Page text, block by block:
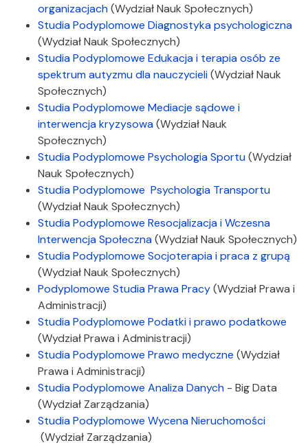
organizacjach(Wydział Nauk Społecznych)
Studia Podyplomowe Diagnostyka psychologiczna
(Wydział Nauk Społecznych)
Studia Podyplomowe Edukacja i terapia osób ze
spektrum autyzmu dla nauczycieli(Wydział Nauk
Społecznych)
Studia Podyplomowe Mediacje sądowe i
interwencja kryzysowa(Wydział Nauk
Społecznych)
Studia Podyplomowe Psychologia Sportu(Wydział
Nauk Społecznych)
Studia Podyplomowe Psychologia Transportu
(Wydział Nauk Społecznych)
Studia Podyplomowe Resocjalizacja i Wczesna
Interwencja Społeczna(Wydział Nauk Społecznych)
Studia Podyplomowe Socjoterapia i praca z grupą
(Wydział Nauk Społecznych)
Podyplomowe Studia Prawa Pracy(Wydział Prawa i
Administracji)
Studia Podyplomowe Podatki i prawo podatkowe
(Wydział Prawa i Administracji)
Studia Podyplomowe Prawo medyczne (Wydział
Prawa i Administracji)
Studia Podyplomowe Analiza Danych - Big Data
(Wydział Zarządzania)
Studia Podyplomowe Wycena Nieruchomości
(Wydział Zarządzania)